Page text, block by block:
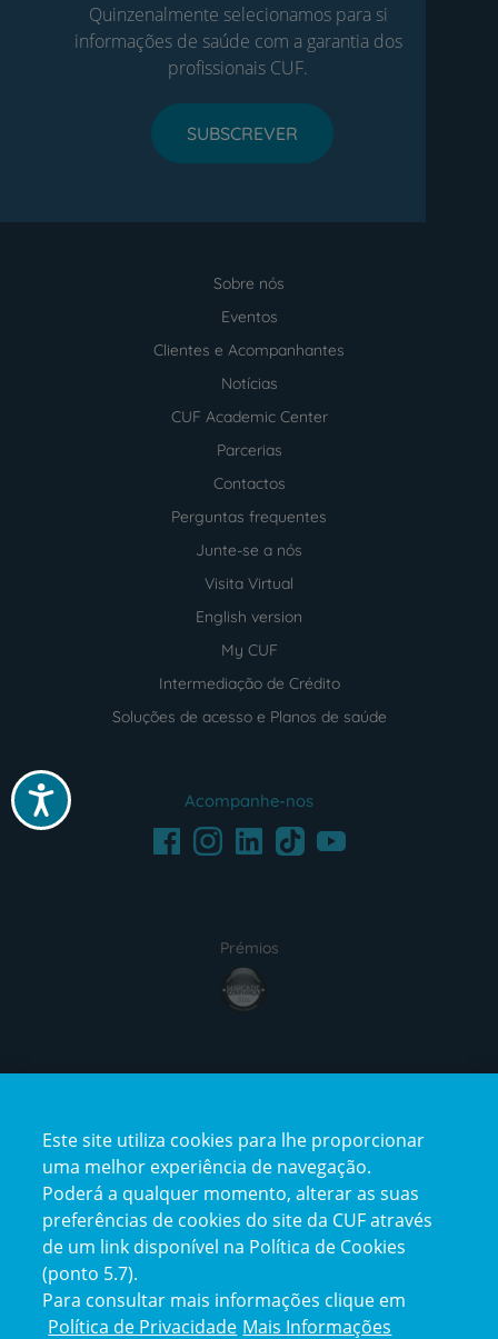
Acessibilidade
Quinzenalmente selecionamos para si
informações de saúde com a garantia dos
profissionais CUF.
SUBSCREVER
Sobre nós
Eventos
Clientes e Acompanhantes
Notícias
CUF Academic Center
Parcerias
Contactos
Perguntas frequentes
Junte-se a nós
Visita Virtual
English version
My CUF
Intermediação de Crédito
Soluções de acesso e Planos de saúde
Acompanhe-nos
FacebookInstagramLinkedInTikTokYoutube
Prémios
award4
certification2certification3
Reclamações
e
Este site utiliza cookies para lhe proporcionar
uma melhor experiência de navegação.
Poderá a qualquer momento, alterar as suas
preferências de cookies do site da CUF através
de um link disponível na Política de Cookies
(ponto 5.7).
Para consultar mais informações clique em
Política de Privacidade Mais Informações